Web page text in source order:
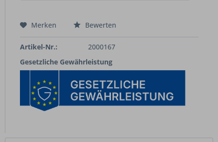
Merken Bewerten
Artikel-Nr.:
2000167
Gesetzliche Gewährleistung